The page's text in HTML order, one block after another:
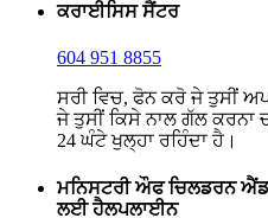
ਕਰਾਈਸਿਸ ਸੈਂਟਰ
604 951 8855
ਸਰੀ ਵਿਚ, ਫੋਨ ਕਰੋ ਜੇ ਤੁਸੀਂ
ਜੇ ਤੁਸੀਂ ਕਿਸੇ ਨਾਲ ਗੱਲ
24 ਘੰਟੇ ਖੁਲ੍ਹਾ ਰਹਿੰਦਾ ਹੈ।
ਮਨਿਸਟਰੀ ਔਫ ਚਿਲਡਰਨ
ਲਈ ਹੈਲਪਲਾਈਨ